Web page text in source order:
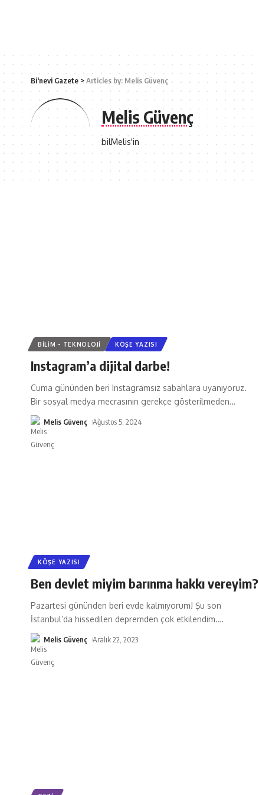
Bi'nevi Gazete >Articles by: Melis Güvenç
Melis Güvenç
bilMelis'in
BILIM - TEKNOLOJI KÖŞE YAZISI
Instagram’a dijital darbe!
Cuma gününden beri Instagramsız sabahlara uyanıyoruz.
Bir sosyal medya mecrasının gerekçe gösterilmeden…
Melis Güvenç Ağustos 5, 2024
KÖŞE YAZISI
Ben devlet miyim barınma hakkı vereyim?
Pazartesi gününden beri evde kalmıyorum! Şu son
İstanbul’da hissedilen depremden çok etkilendim.…
Melis Güvenç Aralık 22, 2023